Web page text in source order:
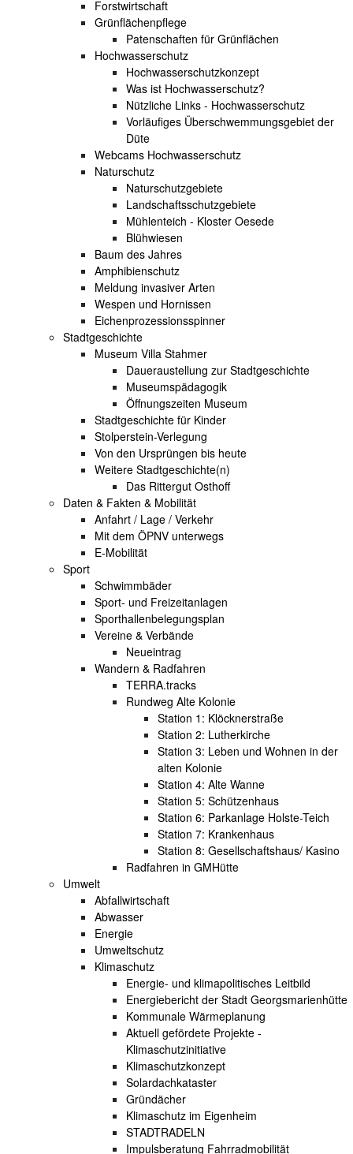
Forstwirtschaft
Grünflächenpflege
Patenschaften für Grünflächen
Hochwasserschutz
Hochwasserschutzkonzept
Was ist Hochwasserschutz?
Nützliche Links - Hochwasserschutz
Vorläufiges Überschwemmungsgebiet der
Düte
Webcams Hochwasserschutz
Naturschutz
Naturschutzgebiete
Landschaftsschutzgebiete
Mühlenteich - Kloster Oesede
Blühwiesen
Baum des Jahres
Amphibienschutz
Meldung invasiver Arten
Wespen und Hornissen
Eichenprozessionsspinner
Stadtgeschichte
Museum Villa Stahmer
Daueraustellung zur Stadtgeschichte
Museumspädagogik
Öffnungszeiten Museum
Stadtgeschichte für Kinder
Stolperstein-Verlegung
Von den Ursprüngen bis heute
Weitere Stadtgeschichte(n)
Das Rittergut Osthoff
Daten & Fakten & Mobilität
Anfahrt / Lage / Verkehr
Mit dem ÖPNV unterwegs
E-Mobilität
Sport
Schwimmbäder
Sport- und Freizeitanlagen
Sporthallenbelegungsplan
Vereine & Verbände
Neueintrag
Wandern & Radfahren
TERRA.tracks
Rundweg Alte Kolonie
Station 1: Klöcknerstraße
Station 2: Lutherkirche
Station 3: Leben und Wohnen in der
alten Kolonie
Station 4: Alte Wanne
Station 5: Schützenhaus
Station 6: Parkanlage Holste-Teich
Station 7: Krankenhaus
Station 8: Gesellschaftshaus/ Kasino
Radfahren in GMHütte
Umwelt
Abfallwirtschaft
Abwasser
Energie
Umweltschutz
Klimaschutz
Energie- und klimapolitisches Leitbild
Energiebericht der Stadt Georgsmarienhütte
Kommunale Wärmeplanung
Aktuell gefördete Projekte -
Klimaschutzinitiative
Klimaschutzkonzept
Solardachkataster
Gründächer
Klimaschutz im Eigenheim
STADTRADELN
Impulsberatung Fahrradmobilität